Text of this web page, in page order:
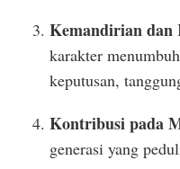
Kemandirian dan
karakter
keputusan,
Kontribusi pada
generasi yang